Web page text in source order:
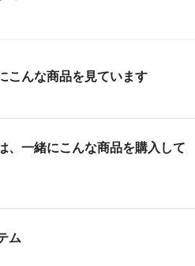
こんな商品を見ています
、一緒にこんな商品を購入して
ム